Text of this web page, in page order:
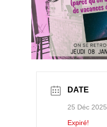
DATE
25 Déc 2025
Expiré!